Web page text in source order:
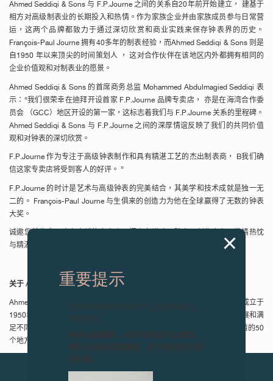
Ahmed Seddiqi & Sons 与 F.P.Journe 之间的关系自20年前开始建立，
建基于
相方对高级制表业的长期投入和热情。作为家族企业并由家族成员参与日常营
运，这两个品牌都致力于通过深切欣赏和商业实践来保存钟表界的历史。
François-Paul Journe拥有 40多年的制表经验，而Ahmed Seddiqi & Sons 则是
自 1950 年以来顶尖的时间策划人 ，
这对合作伙伴在该地区内外都拥有相同的
企业价值观和对制表业的愿景。
Ahmed Seddiqi & Sons 的首席商务总监 Mohammed Abdulmagied Seddiqi表
示：“我们很荣幸在迪拜开设首家 F.P.Journe 品牌专卖店，
亦是在海湾合作委
员会
（GCC）地区开设的第一家，这标志着我们与 F.P.Journe关系的里程碑。
Ahmed Seddiqi & Sons 与 F.P.Journe 之间的深厚情谊反映了我们的共同价值
观和对钟表的深切欣赏。
F.P.Journe作为专注于高级钟表制作和具有精湛工艺的杰出制表商， B我们确
信这家专卖店将受到客人的好评。 ”
F.P.Journe 的时计是艺术与高级钟表的完美结合，其美学和技术成就是独一无
二的。
François-Paul Journe与生俱来的创造力为他在全球赢得了无数的钟表
大奖。
诚邀您莅临参观这家卓越的专卖店，探索充满珍罕腕表、创作自由、激情热忱
与精湛工艺的
关于 Ahmed Seddiqi & Sons
Ahmed Seddiqi & Sons
该公司成立于
1950年，通过其专业策划的产品组合和对卓越服务的承诺，公司不断发展和满
足不同客户的需求。如今，它已被公认为该地区零售业的先驱，在阿联酋的50
个地方代理超过
重要提示
图片中的时钟及相关产品均为伪冒品，
致各位收藏家：由于伪冒品日益增加，
请务必保持高度警觉，并于购买前与我
们联系。